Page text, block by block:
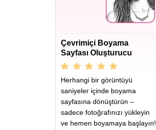
Çevrimiçi Boyama
Sayfası Oluşturucu
Herhangi bir görüntüyü
saniyeler içinde boyama
sayfasına dönüştürün –
sadece fotoğrafınızı yükleyin
ve hemen boyamaya başlayın!